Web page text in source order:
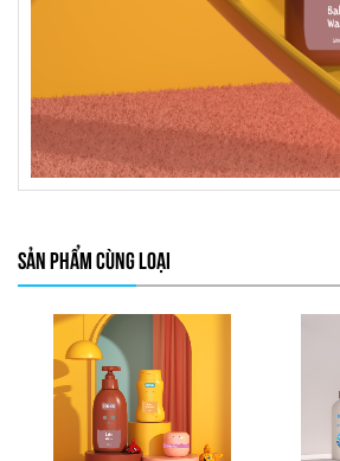
SẢN PHẨM CÙNG LOẠI